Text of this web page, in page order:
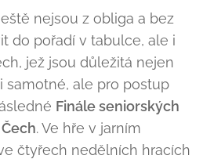
nejsou z obliga a bez
do pořadí v tabulce, ale i
jež jsou důležitá nejen
samotné, ale pro postup
Finále seniorských
. Ve hře v jarním
čtyřech nedělních hracích